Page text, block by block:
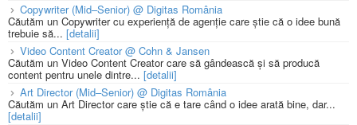
Copywriter (Mid–Senior) @ Digitas România
Căutăm un Copywriter cu experiență de agenție care știe că o idee bună
trebuie să... [detalii]
Video Content Creator @ Cohn & Jansen
Căutăm un Video Content Creator care să gândească și să producă
content pentru unele dintre... [detalii]
Art Director (Mid–Senior) @ Digitas România
Căutăm un Art Director care știe că e tare când o idee arată bine, dar...
[detalii]